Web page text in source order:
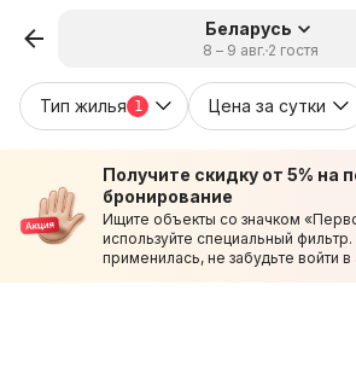
Беларусь
8 – 9 авг. 2 гостя
Тип жилья 1 Цена за сутки
Получите скидку от 5% на
бронирование
Ищите объекты со значком
используйте специальный
применилась, не забудьте войти в